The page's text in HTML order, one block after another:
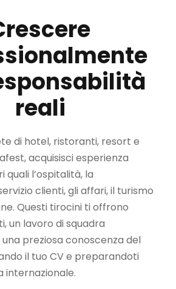
reali
di hotel, ristoranti, resort e
acquisisci esperienza
l’ospitalità, la
clienti, gli affari, il turismo
Questi tirocini ti offrono
un lavoro di squadra
preziosa conoscenza del
il tuo CV e preparandoti
internazionale.